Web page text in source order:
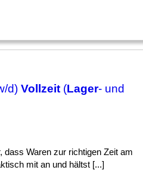
d) Vollzeit (Lager- und
Waren zur richtigen Zeit am
mit an und hältst [...]